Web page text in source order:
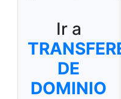
Ir a
DE
DOMINIO